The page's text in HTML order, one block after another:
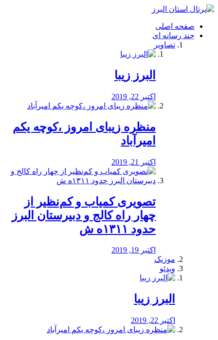
فصد
شرق
تهران
خشکشویی
صفحه اصلی
چند رسانه ای
تصاویر
البرز زیبا
اکتبر 22, 2019
منظره‌‌ زیبای امروز ،کوچه یکم
امیرآباد
اکتبر 21, 2019
️تصویری کمیاب و کم‌نظیر از
چهار راه كالج و دبيرستان البرز
حدود ۱۳۱۱ه ش
اکتبر 19, 2019
موزیک
ویدئو
البرز زیبا
اکتبر 22, 2019